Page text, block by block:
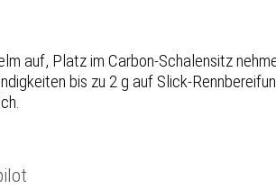
auf, Platz im Carbon-Schalensitz
bis zu 2 g auf Slick-